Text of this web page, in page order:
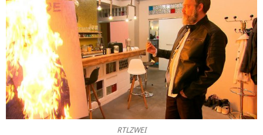
RTLZWEI